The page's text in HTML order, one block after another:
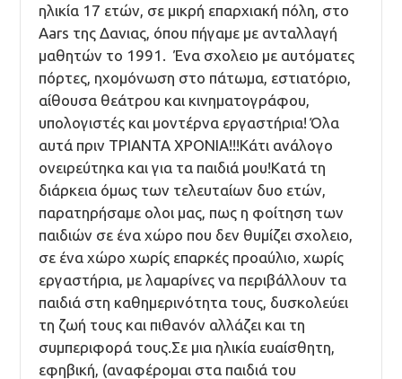
ηλικία 17 ετών, σε μικρή επαρχιακή πόλη, στο
Aars της Δανιας, όπου πήγαμε με ανταλλαγή
μαθητών το 1991. Ένα σχολειο με αυτόματες
πόρτες, ηχομόνωση στο πάτωμα, εστιατόριο,
αίθουσα θεάτρου και κινηματογράφου,
υπολογιστές και μοντέρνα εργαστήρια! Όλα
αυτά πριν ΤΡΙΑΝΤΑ ΧΡΟΝΙΑ!!!Κάτι ανάλογο
ονειρεύτηκα και για τα παιδιά μου!Κατά τη
διάρκεια όμως των τελευταίων δυο ετών,
παρατηρήσαμε ολοι μας, πως η φοίτηση των
παιδιών σε ένα χώρο που δεν θυμίζει σχολειο,
σε ένα χώρο χωρίς επαρκές προαύλιο, χωρίς
εργαστήρια, με λαμαρίνες να περιβάλλουν τα
παιδιά στη καθημερινότητα τους, δυσκολεύει
τη ζωή τους και πιθανόν αλλάζει και τη
συμπεριφορά τους.Σε μια ηλικία ευαίσθητη,
εφηβική, (αναφέρομαι στα παιδιά του